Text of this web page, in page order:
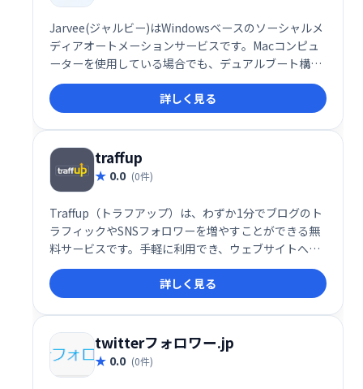
Jarvee(ジャルビー)はWindowsベースのソーシャルメ
ディアオートメーションサービスです。Macコンピュ
ーターを使用している場合でも、デュアルブート構成
を選択するか、WindowsベースのVPNで操作すれば、
ソフトウェアを使用できます。
詳しく見る
traffup
0.0 (0件)
Traffup（トラフアップ）は、わずか1分でブログのト
ラフィックやSNSフォロワーを増やすことができる無
料サービスです。手軽に利用でき、ウェブサイトへの
アクセス数やSNSのエンゲージメント向上を支援しま
す。ブログ運営者やSNSアカウント保有者にとって、
集客促進に役立つ強力なツールです。
詳しく見る
twitterフォロワー.jp
0.0 (0件)